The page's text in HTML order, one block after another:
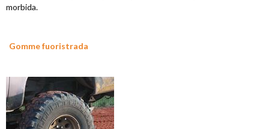
morbida.
Gomme fuoristrada